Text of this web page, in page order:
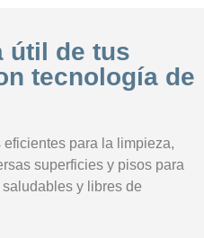
útil de tus
tecnología de
para la limpieza,
superficies y pisos para
y libres de